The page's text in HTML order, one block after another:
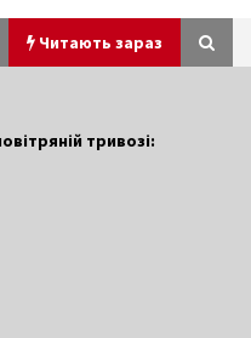
Читають зараз
зникли двоє рибалок.
тривозі: